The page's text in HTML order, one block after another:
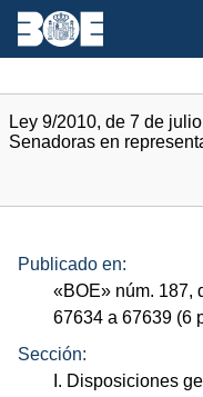
Ley 9/2010, de 7 de
Senadoras en
Publicado en:
«BOE» núm. 187,
67634 a 67639 (6
Sección:
I. Disposiciones